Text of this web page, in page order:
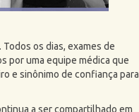
os dias, exames de
por uma equipe médica que
e sinônimo de confiança para
a ser compartilhado em